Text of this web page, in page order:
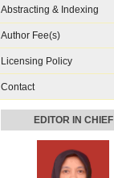
Abstracting & Indexing
Author Fee(s)
Licensing Policy
Contact
EDITOR IN CHIEF